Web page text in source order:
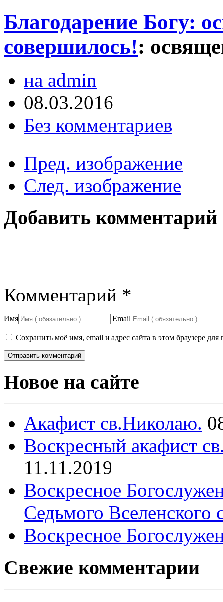
Благодарение Богу:
совершилось!:
на admin
08.03.2016
Без комментариев
Пред. изображение
След. изображение
Добавить комментарий
Комментарий *
Имя Email
Сохранить моё имя, email и адрес сайта в этом браузере
Новое на сайте
Акафист св.Николаю.
Воскресный акафист
11.11.2019
Воскресное
Седьмого Вселенского
Воскресное
Свежие комментарии